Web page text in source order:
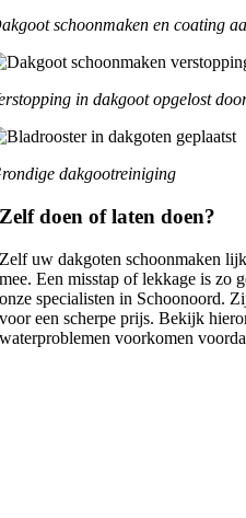
schoonmaken en coating
in dakgoot opgelost
dakgootreiniging
Zelf doen of laten doen?
Zelf uw dakgoten schoonmaken
mee. Een misstap of lekkage is zo
onze specialisten in Schoonoord.
voor een scherpe prijs. Bekijk
waterproblemen voorkomen